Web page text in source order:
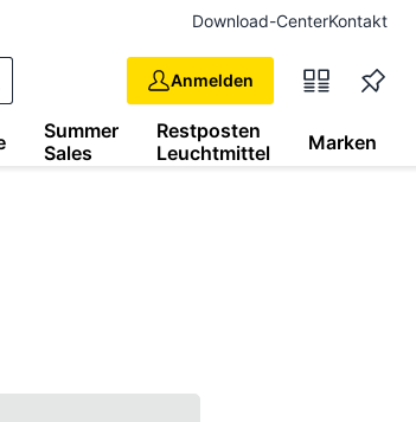
Download-CenterKontakt
Anmelden
Summer
Sales
Restposten
Leuchtmittel
Marken